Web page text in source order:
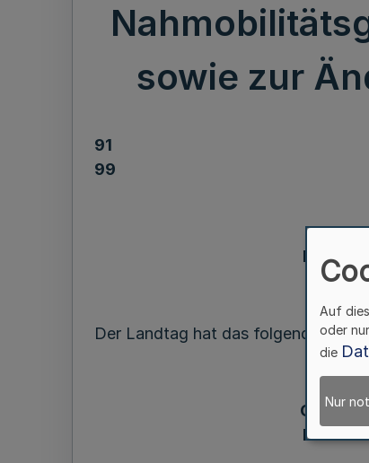
sowie zur
91
99
zur
Der Landtag hat das folgende
Gesetz
Auf
oder
die
Nur